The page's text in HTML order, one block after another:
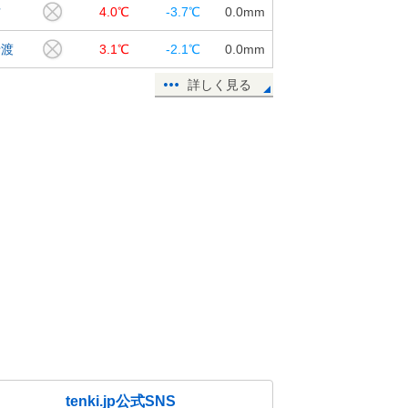
4.0℃ -3.7℃ 0.0mm
3.1℃ -2.1℃ 0.0mm
詳しく見る
tenki.jp公式SNS